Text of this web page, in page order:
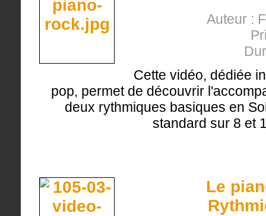
Auteur :
Cette vidéo, dédiée
pop, permet de découvrir
deux rythmiques basiques en
standard sur 8 et
Le